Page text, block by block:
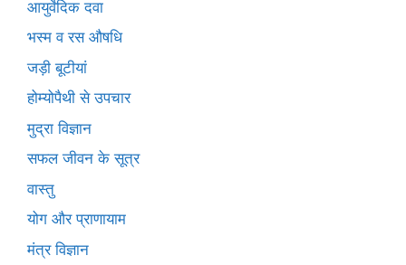
आयुर्वेदिक दवा
भस्म व रस औषधि
जड़ी बूटीयां
होम्योपैथी से उपचार
मुद्रा विज्ञान
सफल जीवन के सूत्र
वास्तु
योग और प्राणायाम
मंत्र विज्ञान